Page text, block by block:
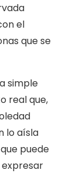
el
que se
simple
real que,
lo aísla
puede